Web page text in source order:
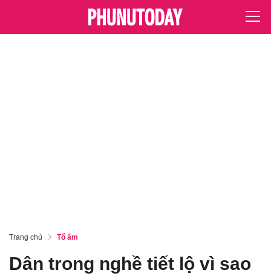
Trang chủ Tổ ấm
Dân trong nghề tiết lộ vì sao